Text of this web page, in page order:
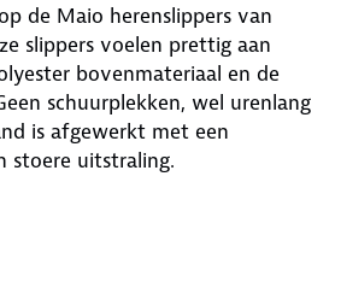
de Maio herenslippers van
slippers voelen prettig aan
bovenmateriaal en de
schuurplekken, wel urenlang
is afgewerkt met een
stoere uitstraling.
bij elke stap. De zool met